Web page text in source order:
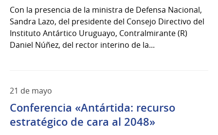
Con la presencia de la ministra de Defensa Nacional,
Sandra Lazo, del presidente del Consejo Directivo del
Instituto Antártico Uruguayo, Contralmirante (R)
Daniel Núñez, del rector interino de la...
21 de mayo
Conferencia «Antártida: recurso
estratégico de cara al 2048»